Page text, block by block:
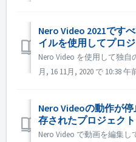
Nero Video 2021です
イルを使用してプロ
月, 16 11月, 2020 で 10:38 午
Nero Videoの動作が
存されたプロジェクト